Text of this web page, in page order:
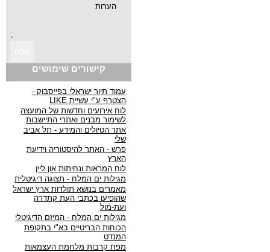
קישורים שימושים
עמוד תיור ישראלי בפייסבוק -
הצטרף ע"י עשיית LIKE
לוח אירועים וחדשות של המועצה
לשימור מבנים ואתרי התיישבות
אתר הטיולים והמידע - תל אביב
שלי
פרש - האתר להיסטוריה וידיעת
הארץ
לוח המראות ונחיתות און ליין
מגילות ים המלח - תצוגה דיגיטלית
מאמרים בנושא תולדות ארץ ישראל
שהופיעו בכתבי העת קתדרה
ועת-מול
מגילות ים המלח - המיזם הדיגיטלי
הכוחות הבריטיים בא"י בתקופת
המנדט
מפת קרבות מלחמת העצמאות